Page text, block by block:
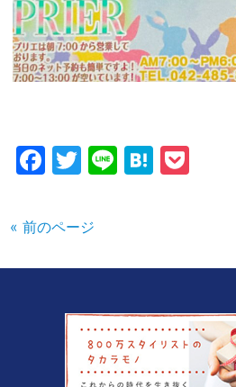
Facebook
Twitter
LineHatena
« 前のページ